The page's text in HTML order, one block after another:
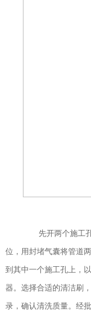
先开两个施工孔(
位，用封堵气囊将管道
到其中一个施工孔上，
器。选择合适的清洁刷
录，确认清洗质量。经